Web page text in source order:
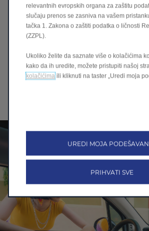
Povezano mesto
Plutajuća centralna konzola od
integrisano digitalno spajanje sa
postavljajući ključne funkcije na
Njen moderan dizajn poboljšava
izgled kabine, kombinujući
sofisticiranom
Ove karakteristike čine unutrašnjost
relevantnih evropskih organa za zaštitu
slučaju prenos se zasniva na vašem
tačka 1. Zakona o zaštiti podatka o ličnosti
(ZZPL).
Ukoliko želite da saznate više o kolačićima
kako da ih uredite, možete pristupiti našoj
kolačićimaili kliknuti na taster „Uredi moja
UREDI MOJA
PRIHVATI SVE